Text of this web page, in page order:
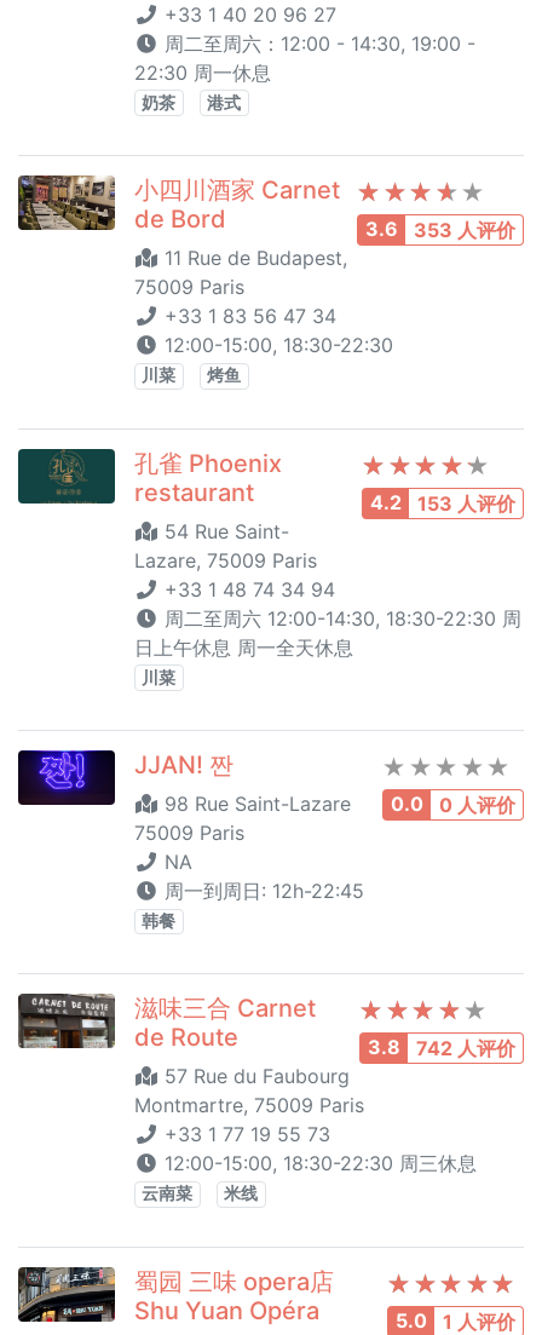
+33 1 40 20 96 27
周二至周六：12:00 - 14:30, 19:00 -
22:30 周一休息
奶茶 港式
3.6 353 人评价
小四川酒家 Carnet
de Bord
11 Rue de Budapest,
75009 Paris
+33 1 83 56 47 34
12:00-15:00, 18:30-22:30
川菜 烤鱼
4.2 153 人评价
孔雀 Phoenix
restaurant
54 Rue Saint-
Lazare, 75009 Paris
+33 1 48 74 34 94
周二至周六 12:00-14:30, 18:30-22:30 周
日上午休息 周一全天休息
川菜
0.0 0 人评价
JJAN! 짠
98 Rue Saint-Lazare
75009 Paris
NA
周一到周日: 12h-22:45
韩餐
3.8 742 人评价
滋味三合 Carnet
de Route
57 Rue du Faubourg
Montmartre, 75009 Paris
+33 1 77 19 55 73
12:00-15:00, 18:30-22:30 周三休息
云南菜 米线
5.0 1 人评价
蜀园 三味 opera店
Shu Yuan Opéra